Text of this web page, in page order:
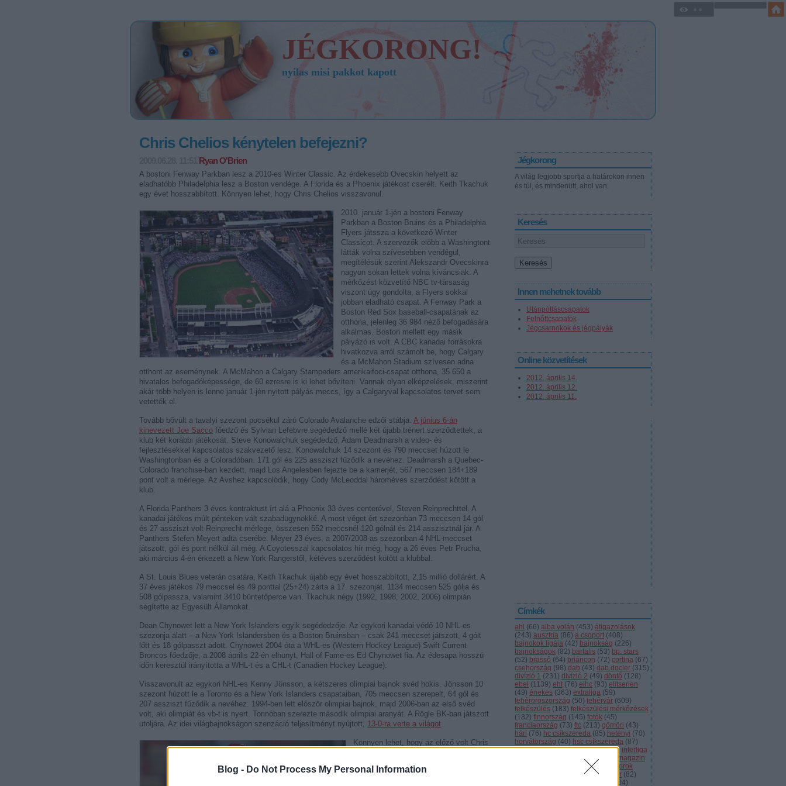
Blog - Do Not Process My Personal Information
JÉGKORONG!
nyilas misi pakkot kapott
Jégkorong
A világ legjobb sportja a határokon innen
és túl, és mindenütt, ahol van.
Keresés
Innen mehetnek tovább
Utánpótláscsapatok
Felnőttcsapatok
Jégcsarnokok és jégpályák
Online közvetítések
2012. április 14.
2012. április 12.
2012. április 11.
Címkék
ahl (66) alba volán (453) átigazolások
(243) ausztria (86) a csoport (408)
bajnokok ligája (42) bajnokság (226)
bajnokságok (82) bartalis (53) bp. stars
(52) brassó (64) briancon (72) cortina (67)
csehország (98) dab (43) dab.docler (315)
divízió 1 (231) divízió 2 (49) döntő (128)
ebel (1139) eht (76) eihc (93) elitserien
(49) énekes (363) extraliga (59)
fehéroroszország (50) fehérvár (609)
felkészülés (183) felkészülési mérkőzések
(182) finnország (145) fotók (45)
franciaország (73) ftc (213) gömöri (43)
hári (76) hc csíkszereda (85) hetényi (70)
horvátország (40) hsc csíkszereda (87)
ifjúsági (285) iihf (80) inline (109) interliga
jégkorongmagazin
junior (90
juniorok
( 663 kóger (82)
104)
Chris Chelios kénytelen befejezni?
Ryan O'Brien
A bostoni Fenway Parkban lesz a 2010-es Winter Classic. Az érdekesebb Ovecskin helyett az
eladhatóbb Philadelphia lesz a Boston vendége. A Florida és a Phoenix játékost cserélt. Keith Tkachuk
egy évet hosszabbított. Könnyen lehet, hogy Chris Chelios visszavonul.
2010. január 1-jén a bostoni Fenway
Parkban a Boston Bruins és a Philadelphia
Flyers játssza a következő Winter
Classicot. A szervezők előbb a Washingtont
látták volna szívesebben vendégül,
megítélésük szerint Alekszandr Ovecskinra
nagyon sokan lettek volna kíváncsiak. A
mérkőzést közvetítő NBC tv-társaság
viszont úgy gondolta, a Flyers sokkal
jobban eladható csapat. A Fenway Park a
Boston Red Sox baseball-csapatának az
otthona, jelenleg 36 984 néző befogadására
alkalmas. Boston mellett egy másik
pályázó is volt. A CBC kanadai forrásokra
hivatkozva arról számolt be, hogy Calgary
és a McMahon Stadium szívesen adna
otthont az eseménynek. A McMahon a Calgary Stampeders amerikaifoci-csapat otthona, 35 650 a
hivatalos befogadóképessége, de 60 ezresre is ki lehet bővíteni. Vannak olyan elképzelések, miszerint
akár több helyen is lenne január 1-jén nyitott pályás meccs, így a Calgaryval kapcsolatos tervet sem
vetették el.
Tovább bővült a tavalyi szezont pocsékul záró Colorado Avalanche edzői stábja. A június 6-án
kinevezett Joe Sacco főedző és Sylvian Lefebvre segédedző mellé két újabb trénert szerződtettek, a
klub két korábbi játékosát. Steve Konowalchuk segédedző, Adam Deadmarsh a video- és
fejlesztésekkel kapcsolatos szakvezető lesz. Konowalchuk 14 szezont és 790 meccset húzott le
Washingtonban és a Coloradóban. 171 gól és 225 assziszt fűződik a nevéhez. Deadmarsh a Quebec-
Colorado franchise-ban kezdett, majd Los Angelesben fejezte be a karrierjét, 567 meccsen 184+189
pont volt a mérlege. Az Avshez kapcsolódik, hogy Cody McLeoddal hároméves szerződést kötött a
klub.
A Florida Panthers 3 éves kontraktust írt alá a Phoenix 33 éves centerével, Steven Reinprechttel. A
kanadai játékos múlt pénteken vált szabadügynökké. A most véget ért szezonban 73 meccsen 14 gól
és 27 assziszt volt Reinprecht mérlege, összesen 552 meccsnél 120 gólnál és 214 asszisztnál jár. A
Panthers Stefen Meyert adta cserébe. Meyer 23 éves, a 2007/2008-as szezonban 4 NHL-meccset
játszott, gól és pont nélkül áll még. A Coyotesszal kapcsolatos hír még, hogy a 26 éves Petr Prucha,
aki március 4-én érkezett a New York Rangerstől, kétéves szerződést kötött a klubbal.
A St. Louis Blues veterán csatára, Keith Tkachuk újabb egy évet hosszabbított, 2,15 millió dollárért. A
37 éves játékos 79 meccsel és 49 ponttal (25+24) zárta a 17. szezonját. 1134 meccsen 525 gólja és
508 gólpassza, valamint 3410 büntetőperce van. Tkachuk négy (1992, 1998, 2002, 2006) olimpián
segítette az Egyesült Államokat.
Dean Chynowet lett a New York Islanders egyik segédedzője. Az egykori kanadai védő 10 NHL-es
szezonja alatt – a New York Islandersben és a Boston Bruinsban – csak 241 meccset játszott, 4 gólt
lőtt és 18 gólpasszt adott. Chynowet 2004 óta a WHL-es (Western Hockey League) Swift Current
Broncos főedzője, a 2008 április 22-én elhunyt, Hall of Fame-es Ed Chynowet fia. Az édesapa hosszú
időn keresztül irányította a WHL-t és a CHL-t (Canadien Hockey League).
Visszavonult az egykori NHL-es Kenny Jönsson, a kétszeres olimpiai bajnok svéd hokis. Jönsson 10
szezont húzott le a Toronto és a New York Islanders csapataiban, 705 meccsen szerepelt, 64 gól és
207 assziszt fűződik a nevéhez. 1994-ben lett először olimpiai bajnok, majd 2006-ban az első svéd
volt, aki olimpiát és vb-t is nyert. Torinóban szerezte második olimpiai aranyát. A Rögle BK-ban játszott
utoljára. Az idei világbajnokságon szenzáció teljesítményt nyújtott, 13-0-ra verte a világot.
Könnyen lehet, hogy az előző volt Chris
találkozott a 47 éves védővel, és